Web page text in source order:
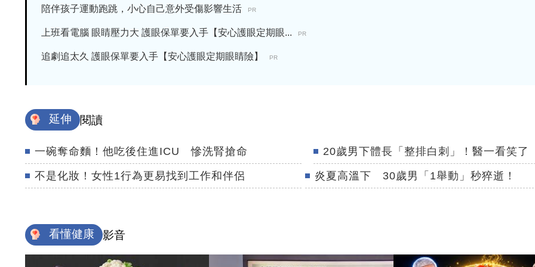
陪伴孩子運動跑跳，小心自己意外受傷影響生活 PR
上班看電腦 眼睛壓力大 護眼保單要入手【安心護眼定期眼... PR
追劇追太久 護眼保單要入手【安心護眼定期眼睛險】 PR
延伸 閱讀
一碗奪命麵！他吃後住進ICU 慘洗腎搶命 20歲男下體長「整排白刺」！醫一看笑了
不是化妝！女性1行為更易找到工作和伴侶 炎夏高溫下 30歲男「1舉動」秒猝逝！
看懂健康 影音